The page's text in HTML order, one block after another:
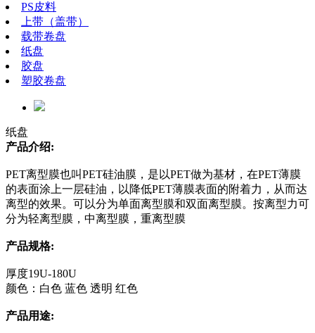
PS皮料
上带（盖带）
载带卷盘
纸盘
胶盘
塑胶卷盘
纸盘
产品介绍:
PET离型膜也叫PET硅油膜，是以PET做为基材，在PET薄膜
的表面涂上一层硅油，以降低PET薄膜表面的附着力，从而达
离型的效果。可以分为单面离型膜和双面离型膜。按离型力可
分为轻离型膜，中离型膜，重离型膜
产品规格:
厚度19U-180U
颜色：白色 蓝色 透明 红色
产品用途: